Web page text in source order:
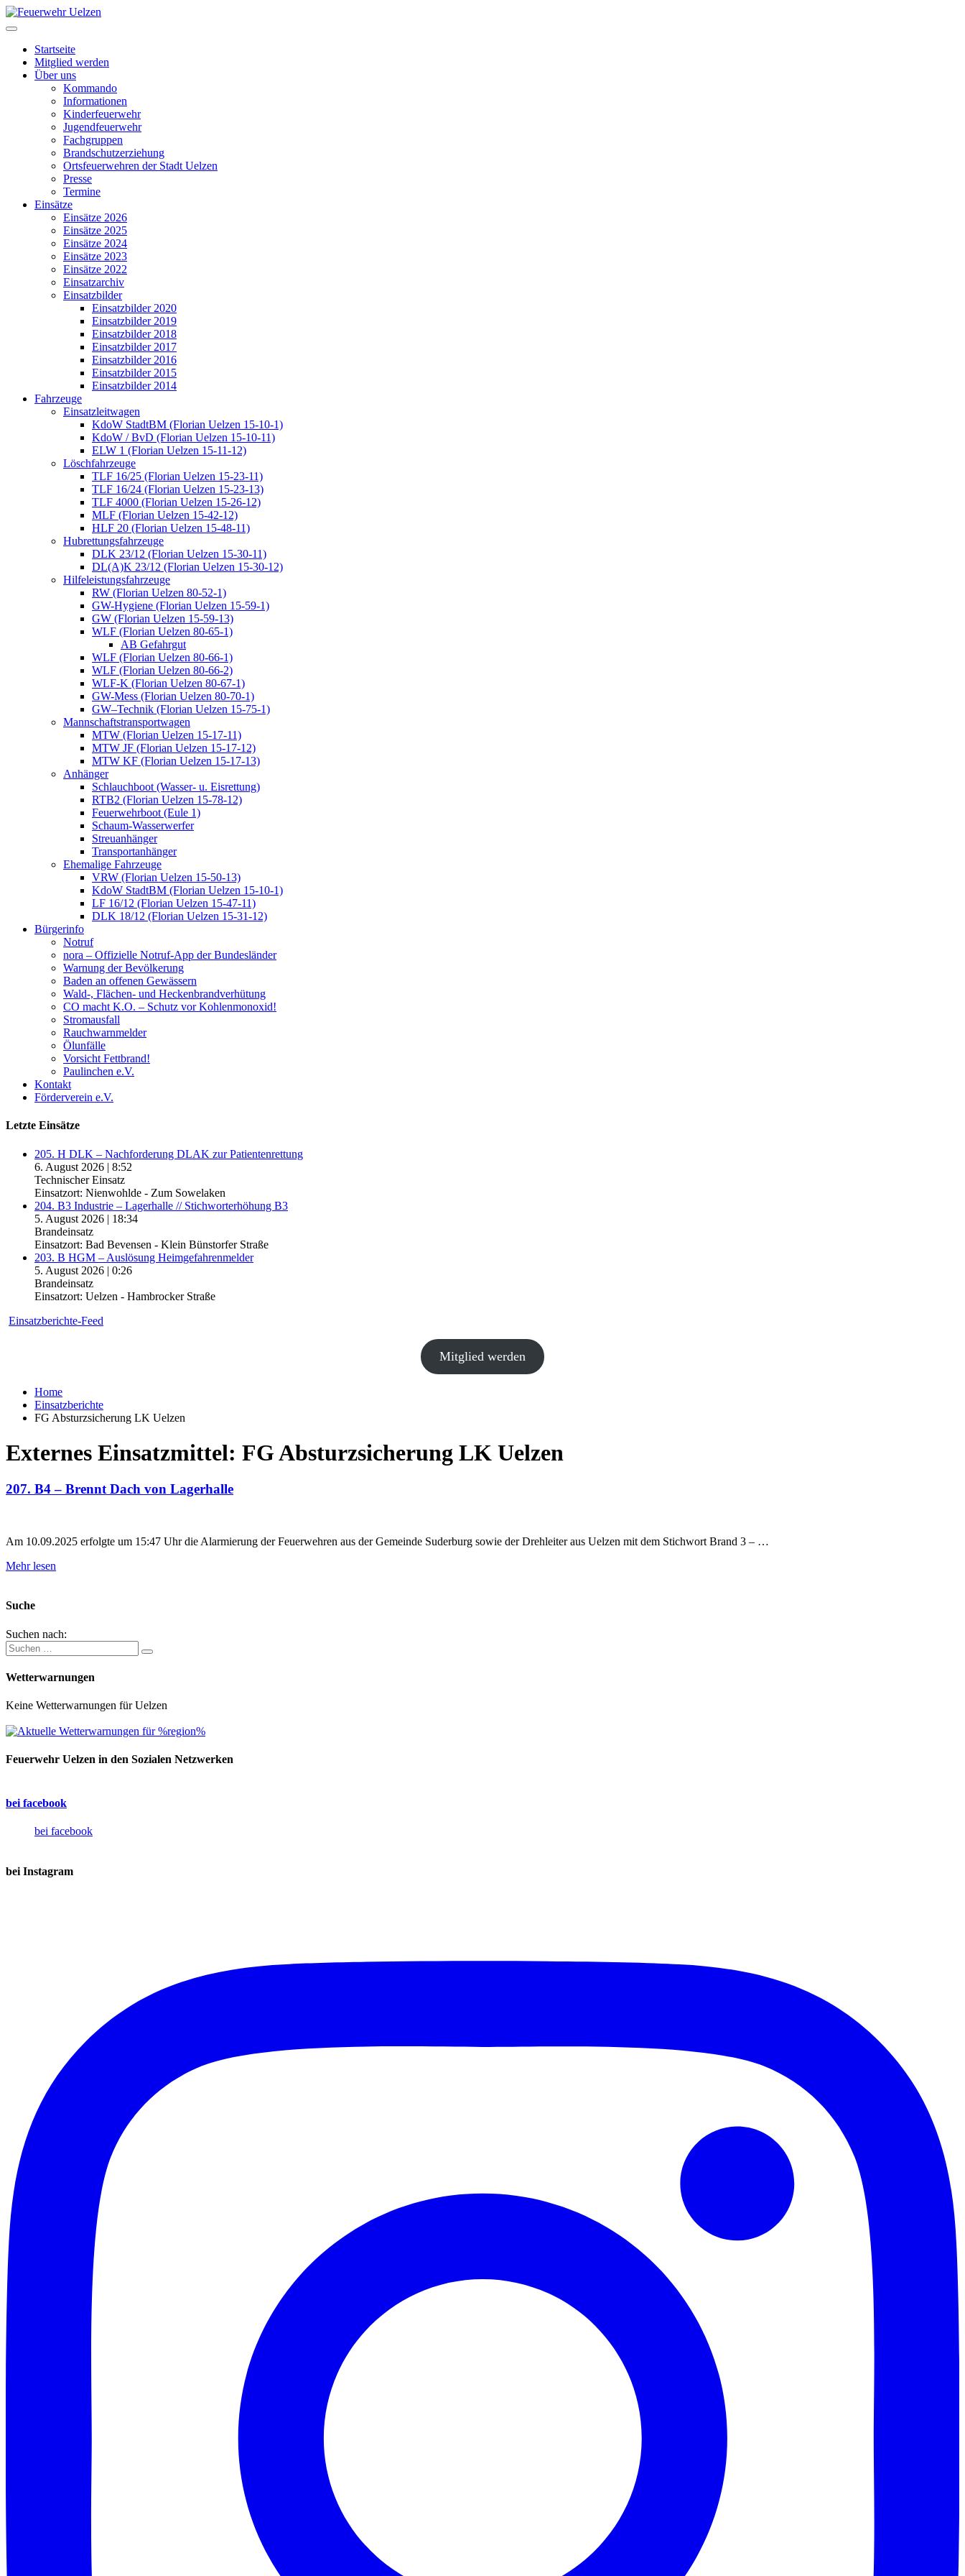
Startseite
Mitglied werden
Über uns
Kommando
Informationen
Kinderfeuerwehr
Jugendfeuerwehr
Fachgruppen
Brandschutzerziehung
Ortsfeuerwehren der Stadt Uelzen
Presse
Termine
Einsätze
Einsätze 2026
Einsätze 2025
Einsätze 2024
Einsätze 2023
Einsätze 2022
Einsatzarchiv
Einsatzbilder
Einsatzbilder 2020
Einsatzbilder 2019
Einsatzbilder 2018
Einsatzbilder 2017
Einsatzbilder 2016
Einsatzbilder 2015
Einsatzbilder 2014
Fahrzeuge
Einsatzleitwagen
KdoW StadtBM (Florian Uelzen 15-10-1)
KdoW / BvD (Florian Uelzen 15-10-11)
ELW 1 (Florian Uelzen 15-11-12)
Löschfahrzeuge
TLF 16/25 (Florian Uelzen 15-23-11)
TLF 16/24 (Florian Uelzen 15-23-13)
TLF 4000 (Florian Uelzen 15-26-12)
MLF (Florian Uelzen 15-42-12)
HLF 20 (Florian Uelzen 15-48-11)
Hubrettungsfahrzeuge
DLK 23/12 (Florian Uelzen 15-30-11)
DL(A)K 23/12 (Florian Uelzen 15-30-12)
Hilfeleistungsfahrzeuge
RW (Florian Uelzen 80-52-1)
GW-Hygiene (Florian Uelzen 15-59-1)
GW (Florian Uelzen 15-59-13)
WLF (Florian Uelzen 80-65-1)
AB Gefahrgut
WLF (Florian Uelzen 80-66-1)
WLF (Florian Uelzen 80-66-2)
WLF-K (Florian Uelzen 80-67-1)
GW-Mess (Florian Uelzen 80-70-1)
GW–Technik (Florian Uelzen 15-75-1)
Mannschaftstransportwagen
MTW (Florian Uelzen 15-17-11)
MTW JF (Florian Uelzen 15-17-12)
MTW KF (Florian Uelzen 15-17-13)
Anhänger
Schlauchboot (Wasser- u. Eisrettung)
RTB2 (Florian Uelzen 15-78-12)
Feuerwehrboot (Eule 1)
Schaum-Wasserwerfer
Streuanhänger
Transportanhänger
Ehemalige Fahrzeuge
VRW (Florian Uelzen 15-50-13)
KdoW StadtBM (Florian Uelzen 15-10-1)
LF 16/12 (Florian Uelzen 15-47-11)
DLK 18/12 (Florian Uelzen 15-31-12)
Bürgerinfo
Notruf
nora – Offizielle Notruf-App der Bundesländer
Warnung der Bevölkerung
Baden an offenen Gewässern
Wald-, Flächen- und Heckenbrandverhütung
CO macht K.O. – Schutz vor Kohlenmonoxid!
Stromausfall
Rauchwarnmelder
Ölunfälle
Vorsicht Fettbrand!
Paulinchen e.V.
Kontakt
Förderverein e.V.
Letzte Einsätze
205. H DLK – Nachforderung DLAK zur Patientenrettung
6. August 2026 | 8:52
Technischer Einsatz
Einsatzort: Nienwohlde - Zum Sowelaken
204. B3 Industrie – Lagerhalle // Stichworterhöhung B3
5. August 2026 | 18:34
Brandeinsatz
Einsatzort: Bad Bevensen - Klein Bünstorfer Straße
203. B HGM – Auslösung Heimgefahrenmelder
5. August 2026 | 0:26
Brandeinsatz
Einsatzort: Uelzen - Hambrocker Straße
Einsatzberichte-Feed
Mitglied werden
Home
Einsatzberichte
FG Absturzsicherung LK Uelzen
Externes Einsatzmittel: FG Absturzsicherung LK Uelzen
207. B4 – Brennt Dach von Lagerhalle
Am 10.09.2025 erfolgte um 15:47 Uhr die Alarmierung der Feuerwehren aus der Gemeinde Suderburg sowie der Drehleiter aus Uelzen mit dem Stichwort Brand 3 – …
Mehr lesen
Suche
Suchen nach:
Wetterwarnungen
Keine Wetterwarnungen für Uelzen
Feuerwehr Uelzen in den Sozialen Netzwerken
bei facebook
bei facebook
bei Instagram